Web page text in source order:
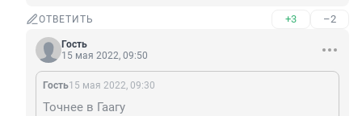
ОТВЕТИТЬ +3 –2
Гость
15 мая 2022, 09:50
Гость15 мая 2022, 09:30
Точнее в Гаагу